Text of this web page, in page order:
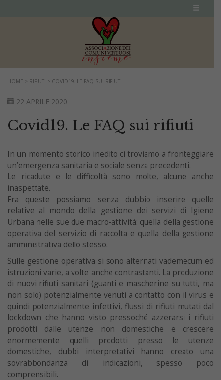
HOME > RIFIUTI > COVID19. LE FAQ SUI RIFIUTI
22 APRILE 2020
Covid19. Le FAQ sui rifiuti
In un momento storico inedito ci troviamo a fronteggiare
un’emergenza sanitaria e sociale senza precedenti.
Le ricadute e le difficoltà sono molte, alcune anche
inaspettate.
Fra queste possiamo senza dubbio inserire quelle
relative al mondo della gestione dei servizi di Igiene
Urbana nelle sue due macro-attività: quella della gestione
operativa del servizio di raccolta e quella della gestione
amministrativa dello stesso.
Sulle gestione operativa si sono alternati vademecum ed
istruzioni varie, a volte anche contrastanti. La produzione
di nuovi rifiuti sanitari (guanti e mascherine su tutti, ma
non solo) potenzialmente venuti a contatto con il virus e
quindi potenzialmente infettivi, flussi di rifiuti mutati dal
lockdown che hanno visto pressoché azzerarsi i rifiuti
prodotti dalle utenze non domestiche e crescere
enormemente quelli prodotti presso le utenze
domestiche, dubbi interpretativi hanno creato una
sovrabbondanza di indicazioni, spesso poco
comprensibili.